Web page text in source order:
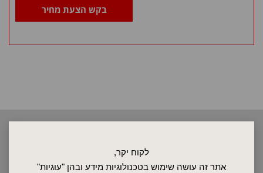
לקוח יקר,
אתר זה עושה שימוש בטכנולוגיות מידע ובהן "עוגיות"
בקש הצעת מחיר